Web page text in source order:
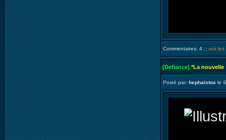
Commentaires: 4 :: voir les
[Defiance] *La nouvelle
Posté par: hephaistos le